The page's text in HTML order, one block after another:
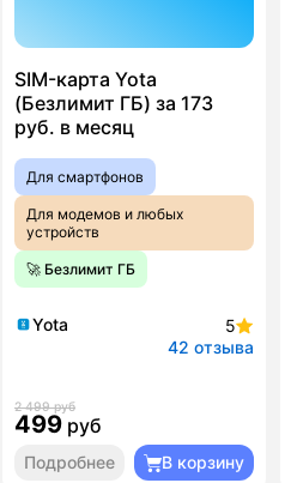
SIM-карта Yota
(Безлимит ГБ) за 173
руб. в месяц
Для смартфонов
Для модемов и любых
устройств
🚀 Безлимит ГБ
Yota
5
42 отзыва
2 499 руб
499 руб
Подробнее В корзину